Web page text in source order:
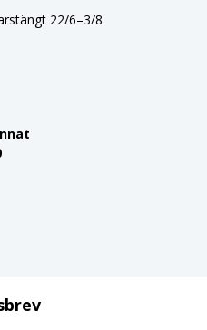
22/6–3/8